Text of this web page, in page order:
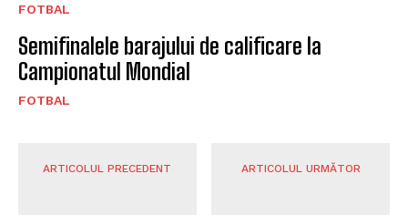
FOTBAL
Semifinalele barajului de calificare la
Campionatul Mondial
FOTBAL
ARTICOLUL PRECEDENT ARTICOLUL URMĂTOR